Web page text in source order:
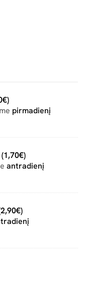
pirmadienį
antradienį